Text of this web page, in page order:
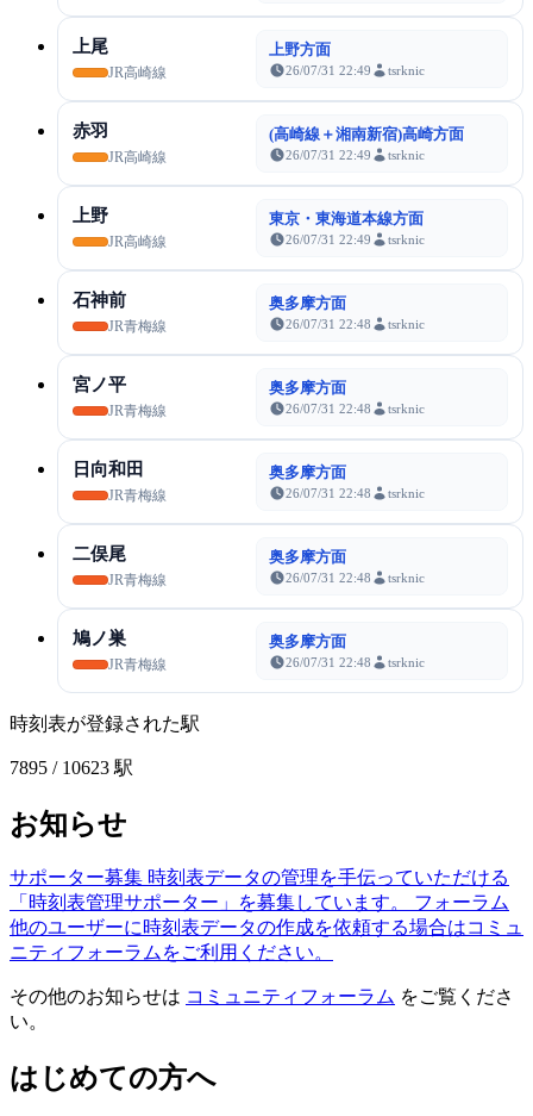
上尾
JR高崎線
上野方面
26/07/31 22:49 tsrknic
赤羽
JR高崎線
(高崎線＋湘南新宿)高崎方面
26/07/31 22:49 tsrknic
上野
JR高崎線
東京・東海道本線方面
26/07/31 22:49 tsrknic
石神前
JR青梅線
奥多摩方面
26/07/31 22:48 tsrknic
宮ノ平
JR青梅線
奥多摩方面
26/07/31 22:48 tsrknic
日向和田
JR青梅線
奥多摩方面
26/07/31 22:48 tsrknic
二俣尾
JR青梅線
奥多摩方面
26/07/31 22:48 tsrknic
鳩ノ巣
JR青梅線
奥多摩方面
26/07/31 22:48 tsrknic
時刻表が登録された駅
7895 / 10623 駅
お知らせ
サポーター募集 時刻表データの管理を手伝っていただける
「時刻表管理サポーター」を募集しています。
フォーラム
他のユーザーに時刻表データの作成を依頼する場合はコミュ
ニティフォーラムをご利用ください。
その他のお知らせは コミュニティフォーラム をご覧くださ
い。
はじめての方へ